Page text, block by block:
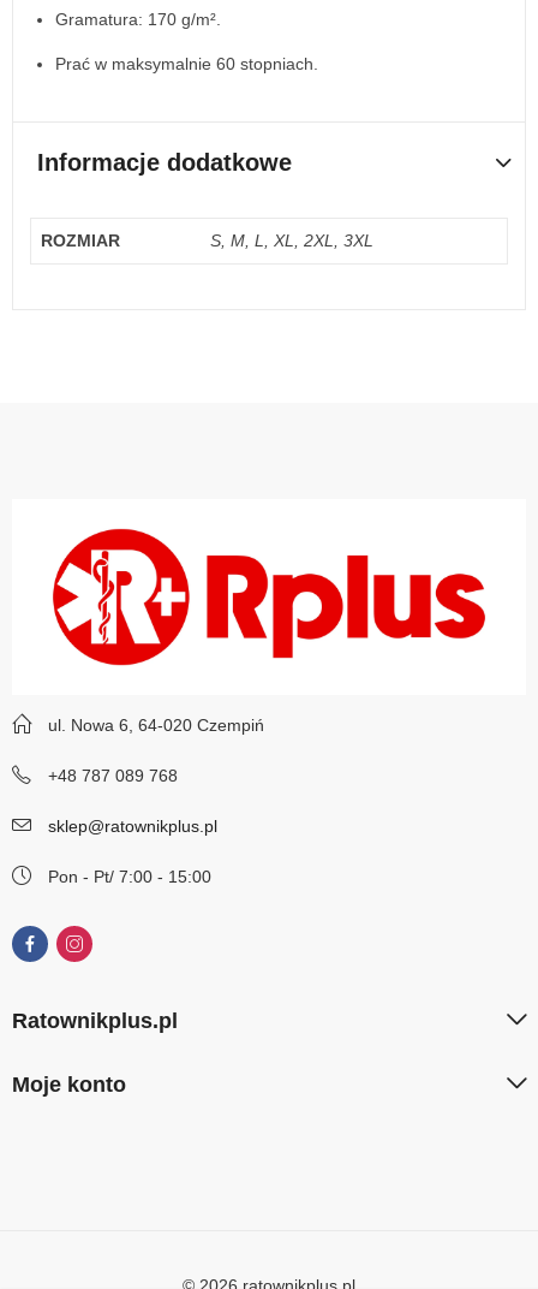
Gramatura: 170 g/m².
Prać w maksymalnie 60 stopniach.
Informacje dodatkowe
ROZMIAR S, M, L, XL, 2XL, 3XL
ul. Nowa 6, 64-020 Czempiń
+48 787 089 768
sklep@ratownikplus.pl
Pon - Pt/ 7:00 - 15:00
Ratownikplus.pl
Moje konto